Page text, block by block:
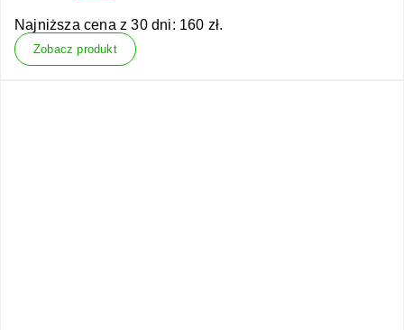
Najniższa cena z 30 dni: 160 zł.
Zobacz produkt